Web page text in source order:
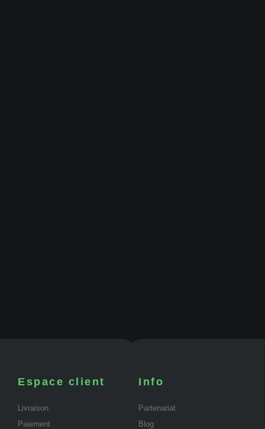
Espace client
Livraison
Paiement
Info
Partenariat
Blog